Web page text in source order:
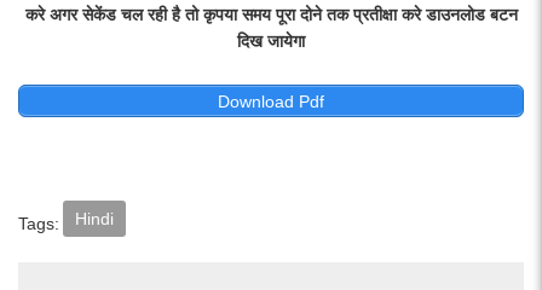
करे अगर सेकेंड चल रही है तो कृपया समय पूरा दोने तक प्रतीक्षा करे डाउनलोड बटन
दिख जायेगा
Download Pdf
Tags: Hindi